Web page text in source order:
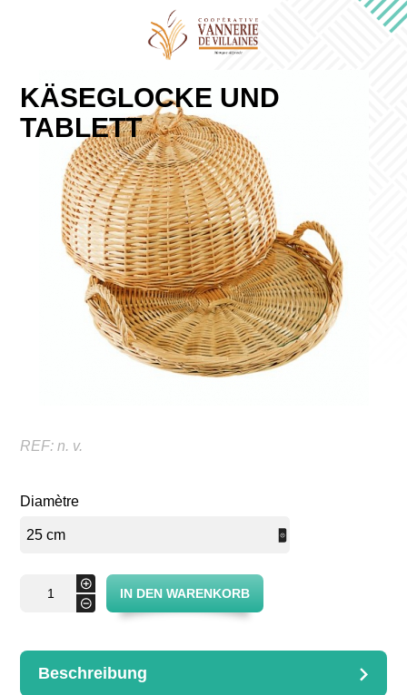
KÄSEGLOCKE UND
TABLETT
REF:n. v.
Diamètre
-
Käseglocke+
IN DEN WARENKORB
Beschreibung